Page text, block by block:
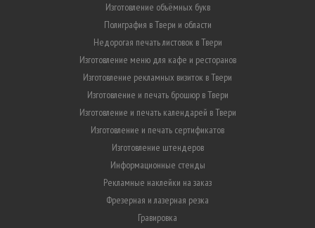
Изготовление объёмных букв
Полиграфия в Твери и области
Недорогая печать листовок в Твери
Изготовление меню для кафе и ресторанов
Изготовление рекламных визиток в Твери
Изготовление и печать брошюр в Твери
Изготовление и печать календарей в Твери
Изготовление и печать сертификатов
Изготовление штендеров
Информационные стенды
Рекламные наклейки на заказ
Фрезерная и лазерная резка
Гравировка